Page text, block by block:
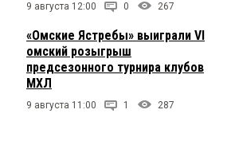
9 августа 12:00 0 267
«Омские Ястребы» выиграли VI
омский розыгрыш
предсезонного турнира клубов
МХЛ
9 августа 11:00 1 287